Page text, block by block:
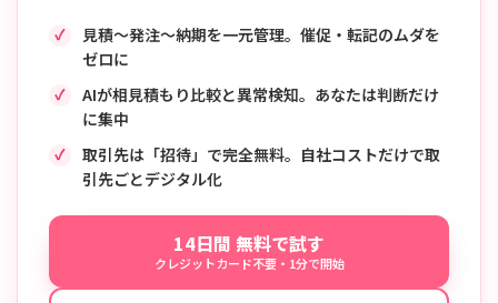
見積〜発注〜納期を一元管理。催促・転記のムダを
ゼロに
AIが相見積もり比較と異常検知。あなたは判断だけ
に集中
取引先は「招待」で完全無料。自社コストだけで取
引先ごとデジタル化
14日間 無料で試す
クレジットカード不要・1分で開始